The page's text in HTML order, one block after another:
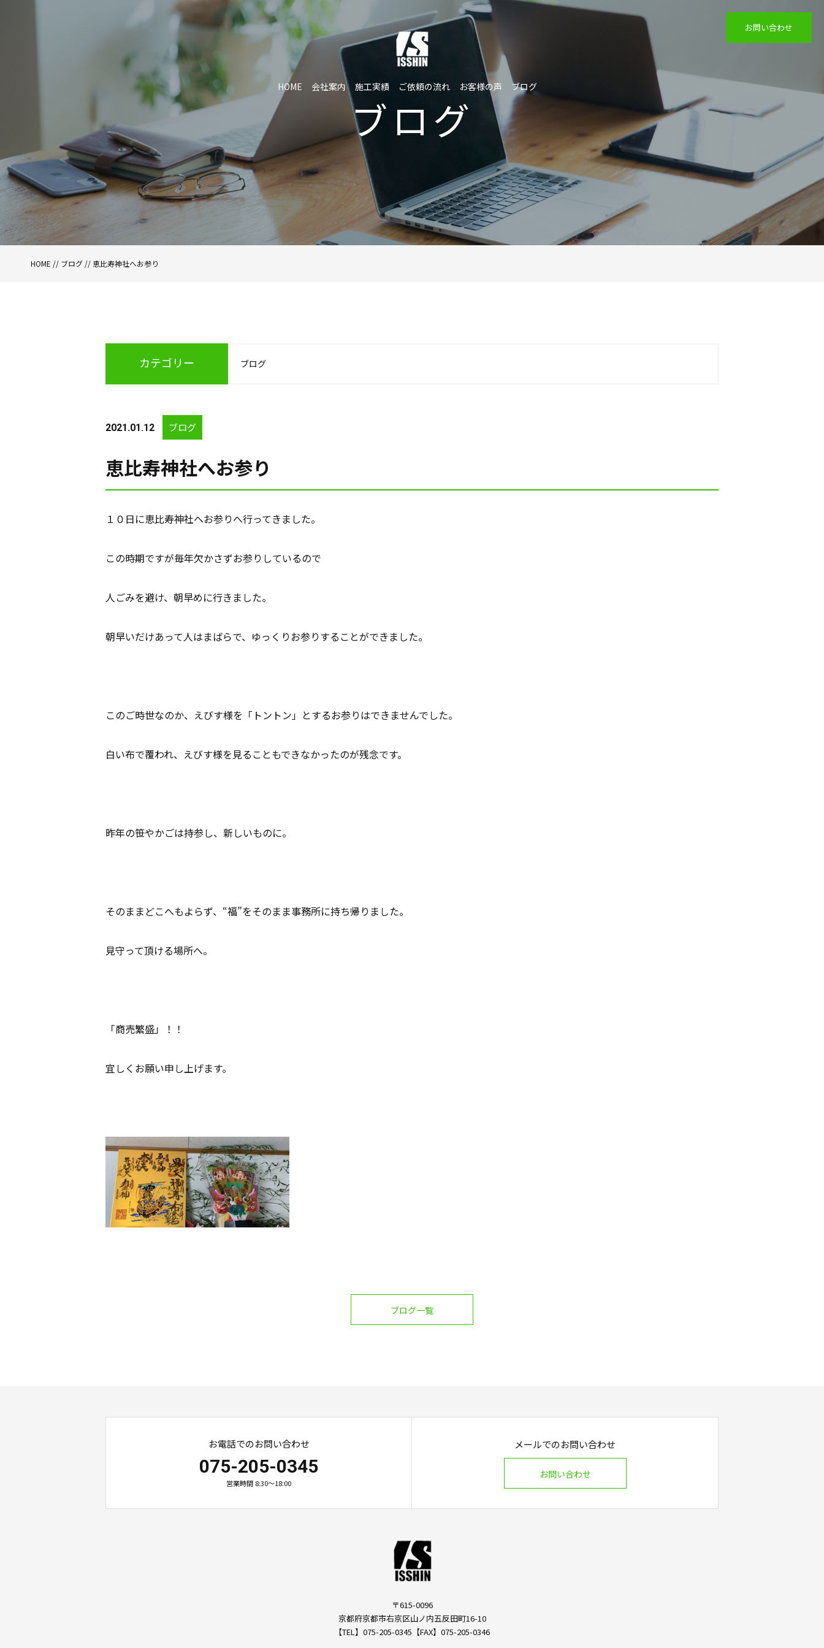
HOME 会社案内 施工実績 ご依頼の流れ お客様の声 ブログ
お問い合わせ
ブログ
HOME // ブログ // 恵比寿神社へお参り
カテゴリー ブログ
2021.01.12 ブログ
恵比寿神社へお参り
１０日に恵比寿神社へお参りへ行ってきました。
この時期ですが毎年欠かさずお参りしているので
人ごみを避け、朝早めに行きました。
朝早いだけあって人はまばらで、ゆっくりお参りすることができました。
このご時世なのか、えびす様を「トントン」とするお参りはできませんでした。
白い布で覆われ、えびす様を見ることもできなかったのが残念です。
昨年の笹やかごは持参し、新しいものに。
そのままどこへもよらず、“福”をそのまま事務所に持ち帰りました。
見守って頂ける場所へ。
「商売繁盛」！！
宜しくお願い申し上げます。
ブログ一覧
お電話でのお問い合わせ
075-205-0345
営業時間 8:30～18:00
メールでのお問い合わせ
お問い合わせ
〒615-0096
京都府京都市右京区山ノ内五反田町16-10
【TEL】075-205-0345【FAX】075-205-0346